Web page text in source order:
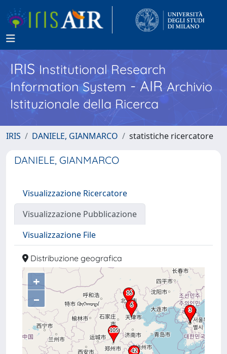
IRISInstitutional Research
Information System - AIR Archivio
Istituzionale della Ricerca
IRIS DANIELE, GIANMARCO statistiche ricercatore
DANIELE, GIANMARCO
Visualizzazione Ricercatore
Visualizzazione Pubblicazione
Visualizzazione File
Distribuzione geografica
+
–